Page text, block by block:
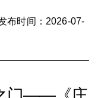
布时间：2026-07-